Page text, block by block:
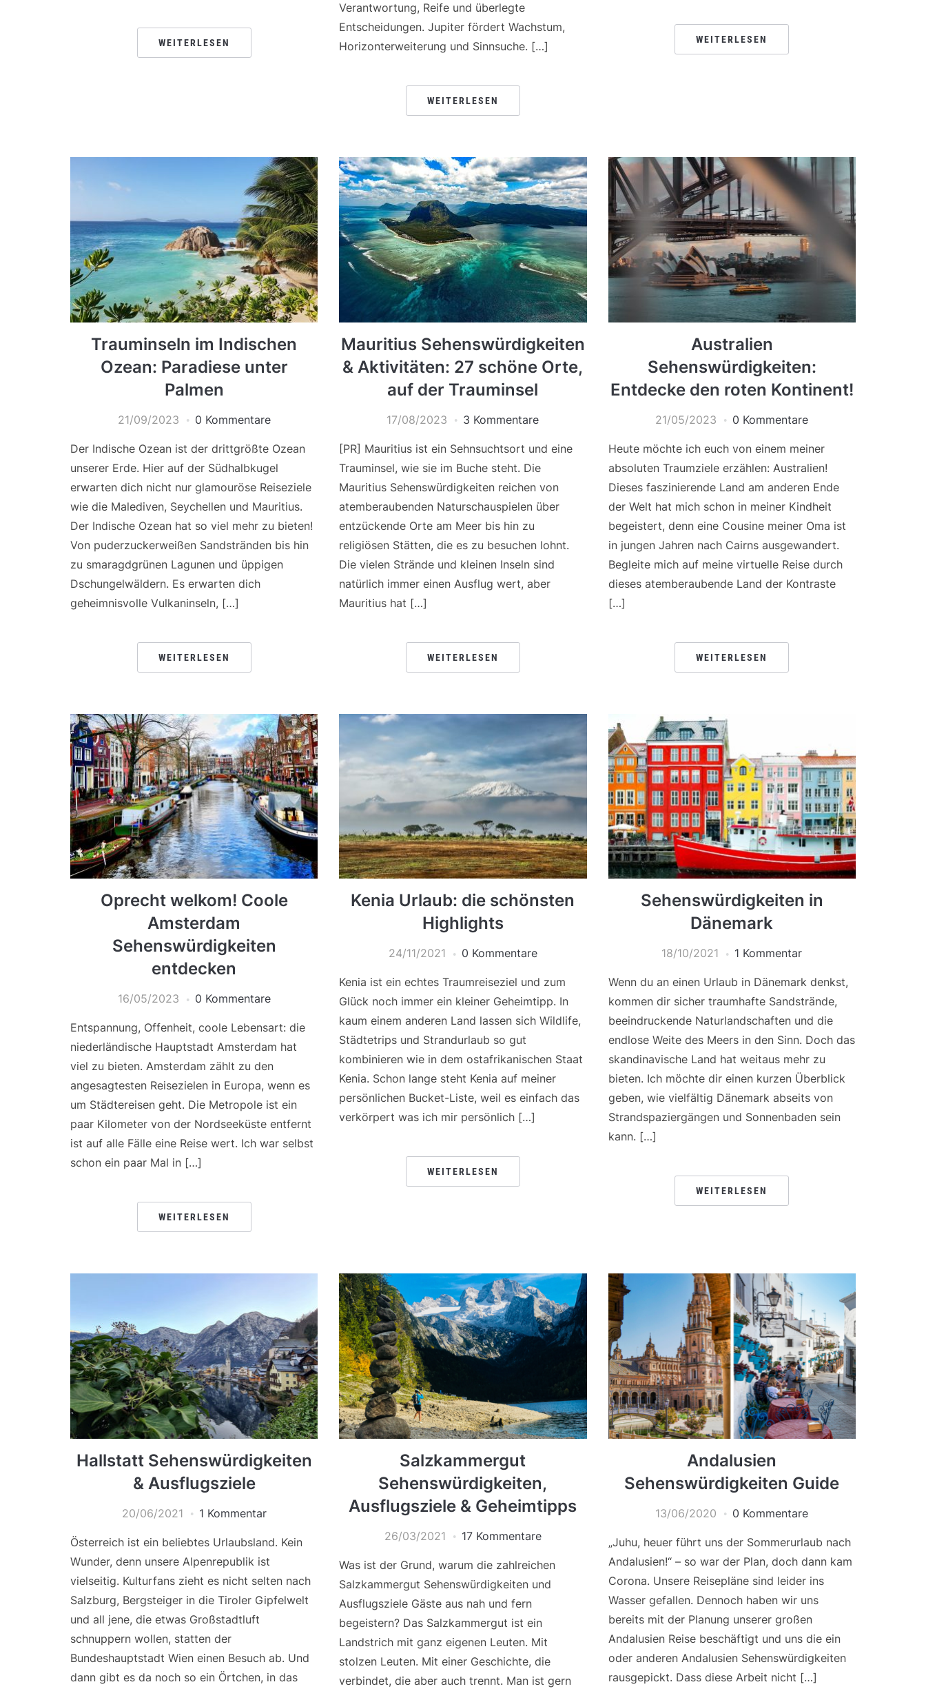
WEITERLESEN
Verantwortung, Reife und überlegte
Entscheidungen. Jupiter fördert Wachstum,
Horizonterweiterung und Sinnsuche. […]
WEITERLESEN
WEITERLESEN
Trauminseln im Indischen
Ozean: Paradiese unter
Palmen
21/09/2023 0 Kommentare
Der Indische Ozean ist der drittgrößte Ozean
unserer Erde. Hier auf der Südhalbkugel
erwarten dich nicht nur glamouröse Reiseziele
wie die Malediven, Seychellen und Mauritius.
Der Indische Ozean hat so viel mehr zu bieten!
Von puderzuckerweißen Sandstränden bis hin
zu smaragdgrünen Lagunen und üppigen
Dschungelwäldern. Es erwarten dich
geheimnisvolle Vulkaninseln, […]
WEITERLESEN
Mauritius Sehenswürdigkeiten
& Aktivitäten: 27 schöne Orte,
auf der Trauminsel
17/08/2023 3 Kommentare
[PR] Mauritius ist ein Sehnsuchtsort und eine
Trauminsel, wie sie im Buche steht. Die
Mauritius Sehenswürdigkeiten reichen von
atemberaubenden Naturschauspielen über
entzückende Orte am Meer bis hin zu
religiösen Stätten, die es zu besuchen lohnt.
Die vielen Strände und kleinen Inseln sind
natürlich immer einen Ausflug wert, aber
Mauritius hat […]
WEITERLESEN
Australien
Sehenswürdigkeiten:
Entdecke den roten Kontinent!
21/05/2023 0 Kommentare
Heute möchte ich euch von einem meiner
absoluten Traumziele erzählen: Australien!
Dieses faszinierende Land am anderen Ende
der Welt hat mich schon in meiner Kindheit
begeistert, denn eine Cousine meiner Oma ist
in jungen Jahren nach Cairns ausgewandert.
Begleite mich auf meine virtuelle Reise durch
dieses atemberaubende Land der Kontraste
[…]
WEITERLESEN
Oprecht welkom! Coole
Amsterdam
Sehenswürdigkeiten
entdecken
16/05/2023 0 Kommentare
Entspannung, Offenheit, coole Lebensart: die
niederländische Hauptstadt Amsterdam hat
viel zu bieten. Amsterdam zählt zu den
angesagtesten Reisezielen in Europa, wenn es
um Städtereisen geht. Die Metropole ist ein
paar Kilometer von der Nordseeküste entfernt
ist auf alle Fälle eine Reise wert. Ich war selbst
schon ein paar Mal in […]
WEITERLESEN
Kenia Urlaub: die schönsten
Highlights
24/11/2021 0 Kommentare
Kenia ist ein echtes Traumreiseziel und zum
Glück noch immer ein kleiner Geheimtipp. In
kaum einem anderen Land lassen sich Wildlife,
Städtetrips und Strandurlaub so gut
kombinieren wie in dem ostafrikanischen Staat
Kenia. Schon lange steht Kenia auf meiner
persönlichen Bucket-Liste, weil es einfach das
verkörpert was ich mir persönlich […]
WEITERLESEN
Sehenswürdigkeiten in
Dänemark
18/10/2021 1 Kommentar
Wenn du an einen Urlaub in Dänemark denkst,
kommen dir sicher traumhafte Sandstrände,
beeindruckende Naturlandschaften und die
endlose Weite des Meers in den Sinn. Doch das
skandinavische Land hat weitaus mehr zu
bieten. Ich möchte dir einen kurzen Überblick
geben, wie vielfältig Dänemark abseits von
Strandspaziergängen und Sonnenbaden sein
kann. […]
WEITERLESEN
Hallstatt Sehenswürdigkeiten
& Ausflugsziele
20/06/2021 1 Kommentar
Österreich ist ein beliebtes Urlaubsland. Kein
Wunder, denn unsere Alpenrepublik ist
vielseitig. Kulturfans zieht es nicht selten nach
Salzburg, Bergsteiger in die Tiroler Gipfelwelt
und all jene, die etwas Großstadtluft
schnuppern wollen, statten der
Bundeshauptstadt Wien einen Besuch ab. Und
dann gibt es da noch so ein Örtchen, in das
Salzkammergut
Sehenswürdigkeiten,
Ausflugsziele & Geheimtipps
26/03/2021 17 Kommentare
Was ist der Grund, warum die zahlreichen
Salzkammergut Sehenswürdigkeiten und
Ausflugsziele Gäste aus nah und fern
begeistern? Das Salzkammergut ist ein
Landstrich mit ganz eigenen Leuten. Mit
stolzen Leuten. Mit einer Geschichte, die
verbindet, die aber auch trennt. Man ist gern
Andalusien
Sehenswürdigkeiten Guide
13/06/2020 0 Kommentare
„Juhu, heuer führt uns der Sommerurlaub nach
Andalusien!“ – so war der Plan, doch dann kam
Corona. Unsere Reisepläne sind leider ins
Wasser gefallen. Dennoch haben wir uns
bereits mit der Planung unserer großen
Andalusien Reise beschäftigt und uns die ein
oder anderen Andalusien Sehenswürdigkeiten
rausgepickt. Dass diese Arbeit nicht […]